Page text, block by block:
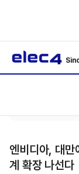
엔비디아, 대만
계 확장 나선다